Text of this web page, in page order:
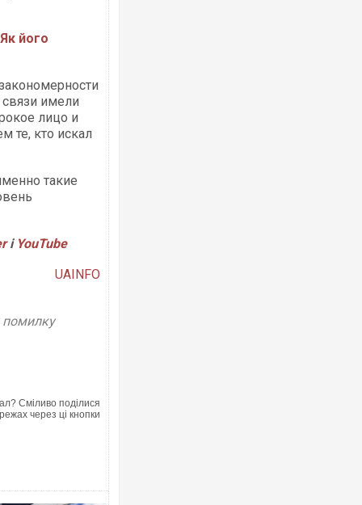
його
имели
лицо и
те, кто искал
такие
і YouTube
UAINFO
помилку
Сміливо поділися
через ці кнопки